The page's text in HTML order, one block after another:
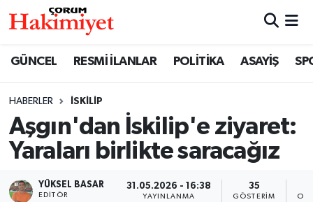
GÜNCEL RESMİ İLANLAR POLİTİKA ASAYİŞ
HABERLER İSKILIP
Aşgın'dan İskilip'e ziyaret:
Yaraları birlikte saracağız
YÜKSEL BASAR
EDITÖR
31.05.2026 - 16:38
YAYINLANMA
35
GÖSTERIM
SAĞLIK
ASAYİŞ
EKONOMİ
Nöbetçi Eczaneler
Çorum Namaz Vakitleri
Trafik Durumu
Süper Lig Puan Durumu ve Fikstür